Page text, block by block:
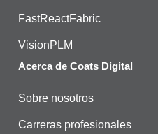
FastReactFabric
VisionPLM
Acerca de Coats Digital
Sobre nosotros
Carreras profesionales